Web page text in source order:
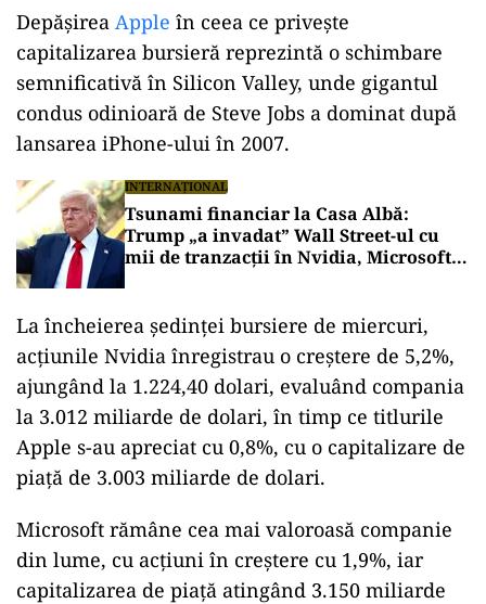
Depășirea Apple în ceea ce privește
capitalizarea bursieră reprezintă o schimbare
semnificativă în Silicon Valley, unde gigantul
condus odinioară de Steve Jobs a dominat după
lansarea iPhone-ului în 2007.
INTERNAȚIONAL
Tsunami financiar la Casa Albă:
Trump „a invadat” Wall Street-ul cu
mii de tranzacții în Nvidia, Microsoft
La încheierea ședinței bursiere de miercuri,
acțiunile Nvidia înregistrau o creștere de 5,2%,
ajungând la 1.224,40 dolari, evaluând compania
la 3.012 miliarde de dolari, în timp ce titlurile
Apple s-au apreciat cu 0,8%, cu o capitalizare de
piață de 3.003 miliarde de dolari.
Microsoft rămâne cea mai valoroasă companie
din lume, cu acțiuni în creștere cu 1,9%, iar
capitalizarea de piață atingând 3.150 miliarde